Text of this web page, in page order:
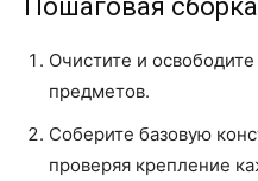
Пошаговая
Очистите и
предметов.
Соберите базовую
проверяя крепление